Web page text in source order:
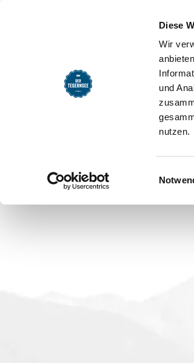
Diese
Wir
und
nutzen.
SEEMOMENTE